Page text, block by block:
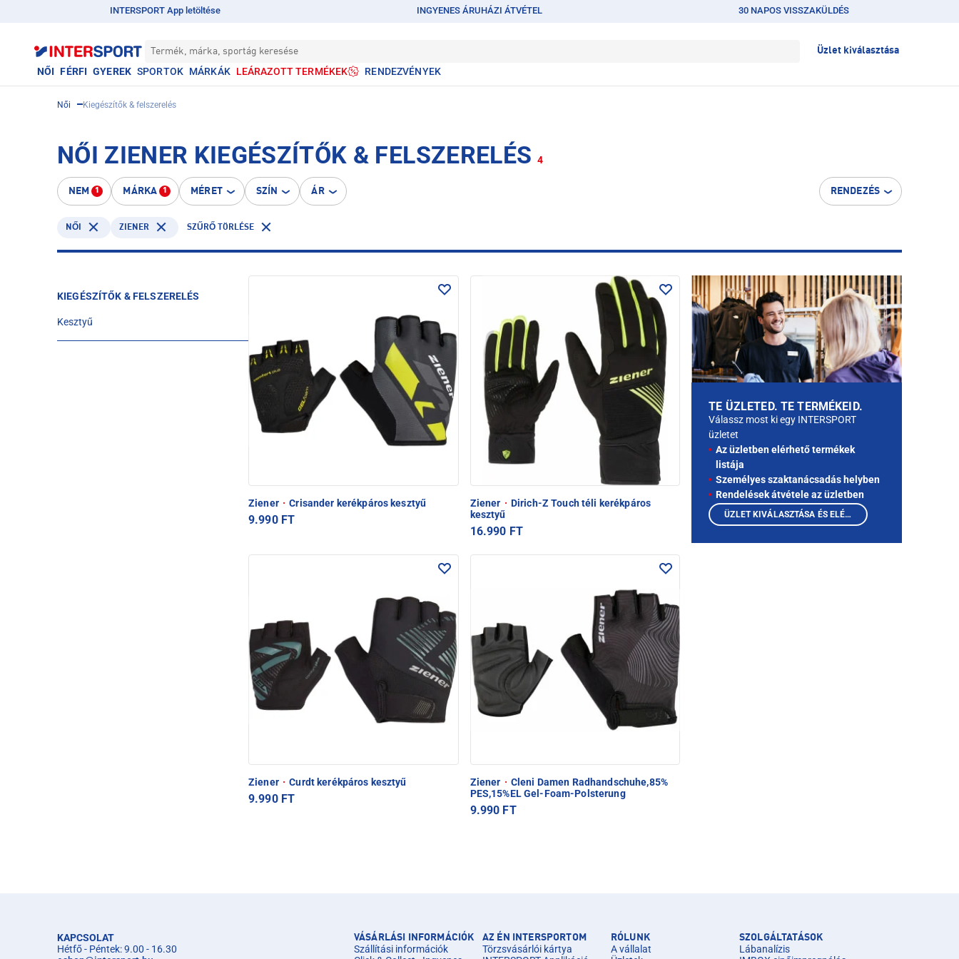
INTERSPORT App letöltése INGYENES ÁRUHÁZI ÁTVÉTEL 30 NAPOS VISSZAKÜLDÉS
Termék, márka, sportág keresése Üzlet kiválasztása
NŐI FÉRFI GYEREK SPORTOK MÁRKÁK LEÁRAZOTT TERMÉKEK RENDEZVÉNYEK
Női Kiegészítők & felszerelés
NŐI ZIENER KIEGÉSZÍTŐK & FELSZERELÉS 4
NEM 1 MÁRKA 1 MÉRET SZÍN ÁR RENDEZÉS
NŐI ZIENER SZŰRŐ TÖRLÉSE
KIEGÉSZÍTŐK & FELSZERELÉS
Kesztyű
Ziener · Crisander kerékpáros kesztyű
9.990 FT
Ziener · Dirich-Z Touch téli kerékpáros
kesztyű
16.990 FT
Ziener · Curdt kerékpáros kesztyű
9.990 FT
Ziener · Cleni Damen Radhandschuhe,85%
PES,15%EL Gel-Foam-Polsterung
9.990 FT
TE ÜZLETED. TE TERMÉKEID.
Válassz most ki egy INTERSPORT
üzletet
Az üzletben elérhető termékek
listája
Személyes szaktanácsadás helyben
Rendelések átvétele az üzletben
ÜZLET KIVÁLASZTÁSA ÉS ELÉRHETŐ TERMÉKEK MEGTEKINTÉSE
KAPCSOLAT
Hétfő - Péntek: 9.00 - 16.30
VÁSÁRLÁSI INFORMÁCIÓK
Szállítási információk
AZ ÉN INTERSPORTOM
Törzsvásárlói kártya
RÓLUNK
A vállalat
SZOLGÁLTATÁSOK
Lábanalízis